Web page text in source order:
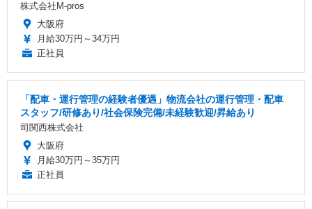
株式会社M-pros
大阪府
月給30万円～34万円
正社員
「配車・運行管理の経験者優遇」物流会社の運行管理・配車
スタッフ/研修あり/社会保険完備/未経験歓迎/昇給あり
司関西株式会社
大阪府
月給30万円～35万円
正社員